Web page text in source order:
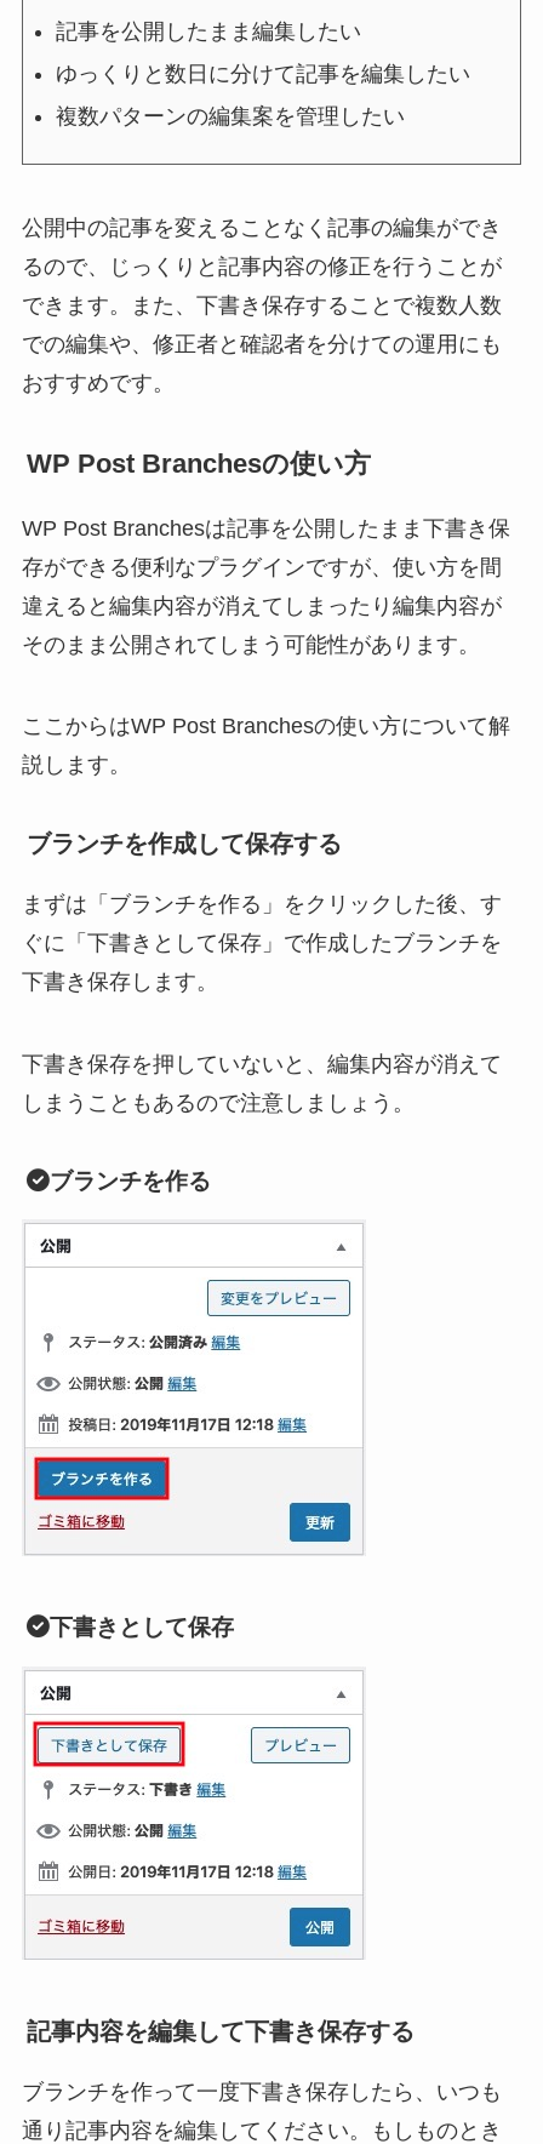
記事を公開したまま編集したい
ゆっくりと数日に分けて記事を編集したい
複数パターンの編集案を管理したい
公開中の記事を変えることなく記事の編集ができ
るので、じっくりと記事内容の修正を行うことが
できます。また、下書き保存することで複数人数
での編集や、修正者と確認者を分けての運用にも
おすすめです。
WP Post Branchesの使い方
WP Post Branchesは記事を公開したまま下書き保
存ができる便利なプラグインですが、使い方を間
違えると編集内容が消えてしまったり編集内容が
そのまま公開されてしまう可能性があります。
ここからはWP Post Branchesの使い方について解
説します。
ブランチを作成して保存する
まずは「ブランチを作る」をクリックした後、す
ぐに「下書きとして保存」で作成したブランチを
下書き保存します。
下書き保存を押していないと、編集内容が消えて
しまうこともあるので注意しましょう。
ブランチを作る
下書きとして保存
記事内容を編集して下書き保存する
ブランチを作って一度下書き保存したら、いつも
通り記事内容を編集してください。もしものとき